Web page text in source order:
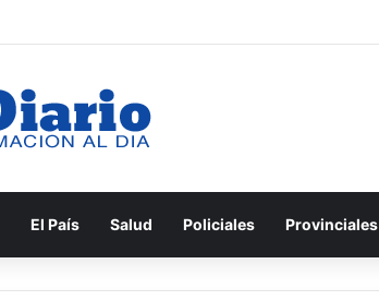
El País Salud Policiales Provinciales